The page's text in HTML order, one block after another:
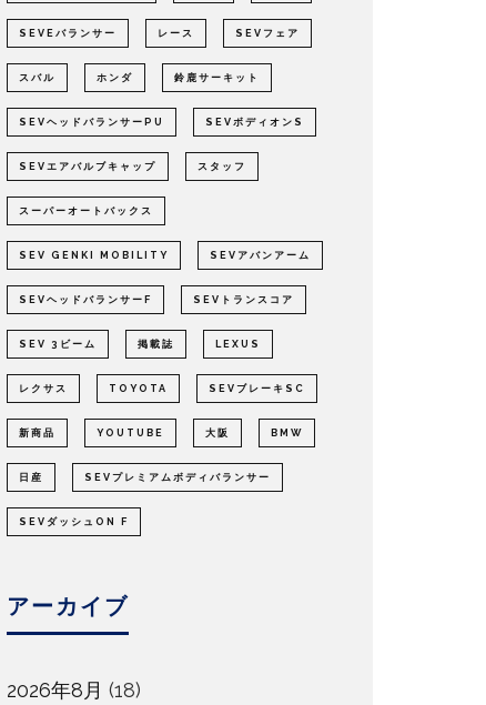
SEVEバランサー レース SEVフェア
スバル ホンダ 鈴鹿サーキット
SEVヘッドバランサーPU SEVボディオンS
SEVエアバルブキャップ スタッフ
スーパーオートバックス
SEV GENKI MOBILITY SEVアバンアーム
SEVヘッドバランサーF SEVトランスコア
SEV 3ビーム 掲載誌 LEXUS
レクサス TOYOTA SEVブレーキSC
新商品 YOUTUBE 大阪 BMW
日産 SEVプレミアムボディバランサー
SEVダッシュON F
アーカイブ
2026年8月 (18)